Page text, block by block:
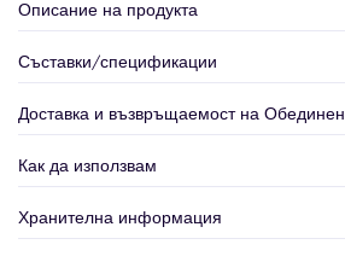
Описание на продукта
Съставки/спецификации
Доставка и възвръщаемост на
Как да използвам
Хранителна информация